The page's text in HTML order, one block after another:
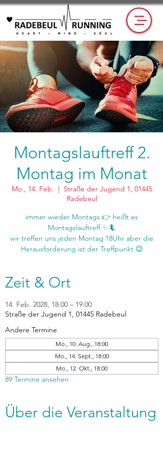
Montagslauftreff 2.
Montag im Monat
Mo., 14. Feb.
  |
Straße der Jugend 1, 01445
Radebeul
immer wieder Montags 👉 heißt es
Montagslauftreff ✨🦎
wir treffen uns jeden Montag 18Uhr aber die
Zeit & Ort
14. Feb. 2028, 18:00 – 19:00
Straße der Jugend 1, 01445 Radebeul
Andere Termine
Mo., 10. Aug., 18:00
Mo., 14. Sept., 18:00
Mo., 12. Okt., 18:00
89 Termine ansehen
Über die Veranstaltung